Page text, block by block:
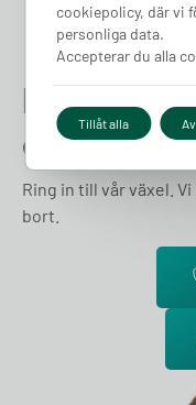
Hittar du
efter?
Ring in till vår växel.
bort.
cookiepolicy, där vi
personliga data.
Accepterar du alla
Tillåt alla